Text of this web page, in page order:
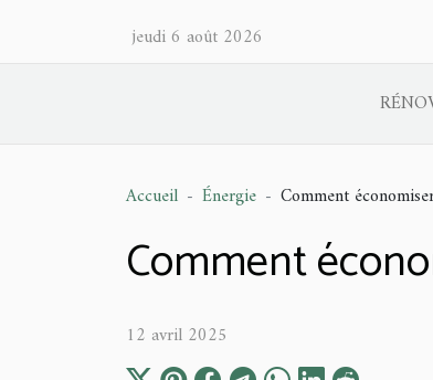
jeudi 6 août 2026
Accueil Énergie Comment
Comment
12 avril 2025